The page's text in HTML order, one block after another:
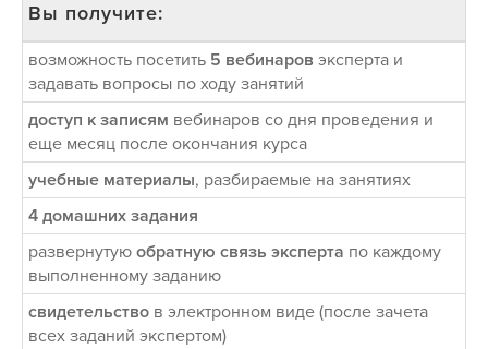
Вы получите:
возможность посетить 5 вебинаров эксперта и
задавать вопросы по ходу занятий
доступ к записям вебинаров со дня проведения и
еще месяц после окончания курса
учебные материалы, разбираемые на занятиях
4 домашних задания
развернутую обратную связь эксперта по каждому
выполненному заданию
свидетельство в электронном виде (после зачета
всех заданий экспертом)